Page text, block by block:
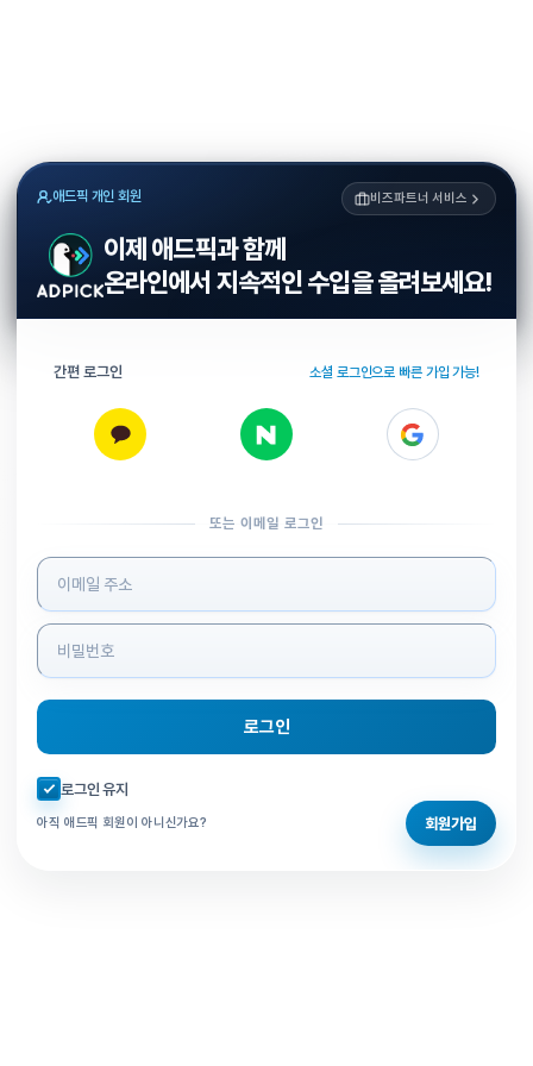
애드픽 개인 회원 비즈파트너 서비스
이제 애드픽과 함께
온라인에서 지속적인 수입을 올려보세요!
간편 로그인 소셜 로그인으로 빠른 가입 가능!
또는 이메일 로그인
로그인 정보 입력
로그인
자동로그인 체크
로그인 유지
아직 애드픽 회원이 아니신가요? 회원가입